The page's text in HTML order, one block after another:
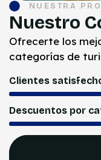
NUESTRA
Nuestro
Ofrecerte los
categorías de
Clientes
Descuentos por